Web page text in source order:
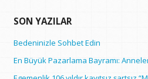
SON YAZILAR
Bedeninizle Sohbet Edin
En Büyük Pazarlama Bayramı: